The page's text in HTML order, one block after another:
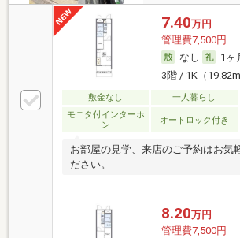
7.40万円
管理費7,500円
なし
1ヶ
3階 / 1K（19.82m
敷金なし 一人暮らし
モニタ付インターホ
ン
オートロック付き
お部屋の見学、来店のご予約はお気
ださい。
8.20万円
管理費7,500円